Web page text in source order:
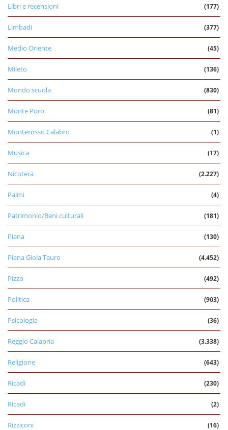
Libri e recensioni (177)
Limbadi (377)
Medio Oriente (45)
Mileto (136)
Mondo scuola (830)
Monte Poro (81)
Monterosso Calabro (1)
Musica (17)
Nicotera (2.227)
Palmi (4)
Patrimonio/Beni culturali (181)
Piana (130)
Piana Gioia Tauro (4.452)
Pizzo (492)
Politica (903)
Psicologia (36)
Reggio Calabria (3.338)
Religione (643)
Ricadi (230)
Ricadi (2)
Rizziconi (16)